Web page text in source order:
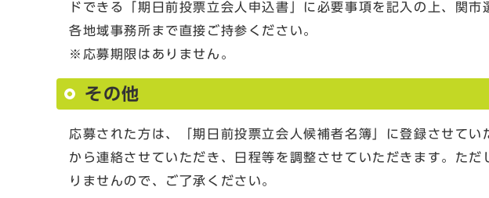
ドできる「期日前投票立会人申込書」に必要事項を記入の上、関
各地域事務所まで直接ご持参ください。
※応募期限はありません。
その他
応募された方は、「期日前投票立会人候補者名簿」に登録させて
から連絡させていただき、日程等を調整させていただきます。た
りませんので、ご了承ください。